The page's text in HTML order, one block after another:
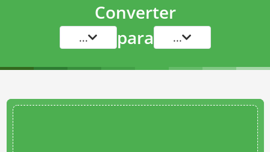
Converter
... para ...